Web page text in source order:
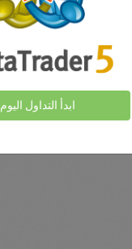
ابدأ التداول اليوم